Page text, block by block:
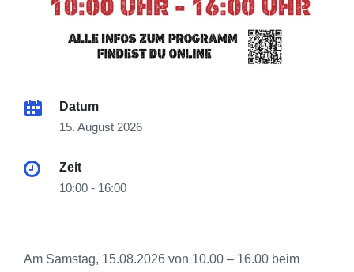
Datum
15. August 2026
Zeit
10:00 - 16:00
Am Samstag, 15.08.2026 von 10.00 – 16.00 beim